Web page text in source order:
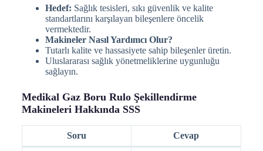
Hedef: Sağlık tesisleri, sıkı güvenlik ve kalite
standartlarını karşılayan bileşenlere öncelik
vermektedir.
Makineler Nasıl Yardımcı Olur?
Tutarlı kalite ve hassasiyete sahip bileşenler üretin.
Uluslararası sağlık yönetmeliklerine uygunluğu
sağlayın.
Medikal Gaz Boru Rulo Şekillendirme
Makineleri Hakkında SSS
Soru Cevap